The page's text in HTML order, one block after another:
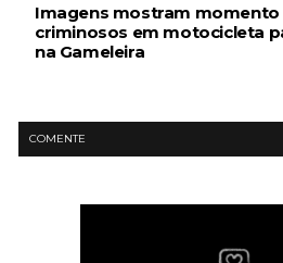
Imagens mostram momento
criminosos em motocicleta
na Gameleira
COMENTE